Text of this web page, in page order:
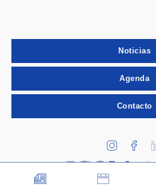
Noticias
Agenda
Contacto
consejo